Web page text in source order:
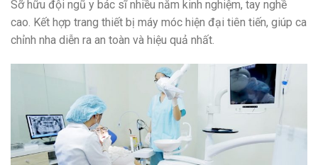
Sỡ hữu đội ngũ y bác sĩ nhiều năm kinh nghiệm, tay nghề
cao. Kết hợp trang thiết bị máy móc hiện đại tiên tiến, giúp ca
chỉnh nha diễn ra an toàn và hiệu quả nhất.